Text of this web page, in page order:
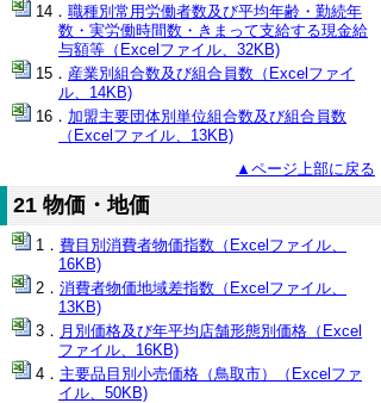
職種別常用労働者数及び平均年齢・勤続年
数・実労働時間数・きまって支給する現金給
与額等（Excelファイル、32KB)
産業別組合数及び組合員数（Excelファイ
ル、14KB)
加盟主要団体別単位組合数及び組合員数
（Excelファイル、13KB)
▲ページ上部に戻る
21 物価・地価
費目別消費者物価指数（Excelファイル、
16KB)
消費者物価地域差指数（Excelファイル、
13KB)
月別価格及び年平均店舗形態別価格（Excel
ファイル、16KB)
主要品目別小売価格（鳥取市）（Excelファ
イル、50KB)